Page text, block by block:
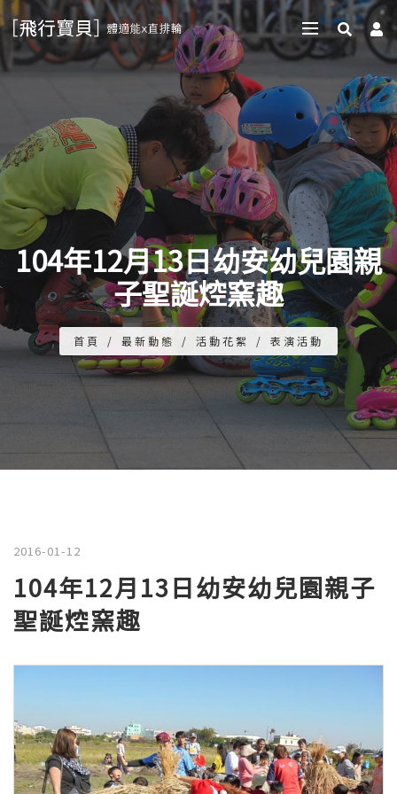
104年12月13日幼安幼兒園親
子聖誕焢窯趣
首頁 / 最新動態 / 活動花絮 / 表演活動
2016-01-12
104年12月13日幼安幼兒園親子
聖誕焢窯趣